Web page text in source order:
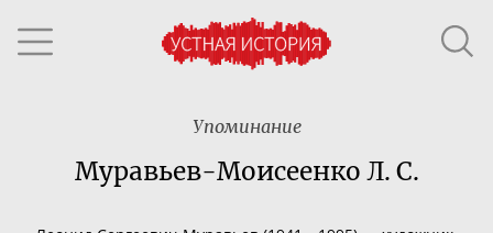
Упоминание
Муравьев-Моисеенко Л. С.